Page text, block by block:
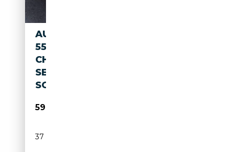
AUDI Q8 E-TRON SPORTBACK
55 QUATTRO COMPETITION -
CHRONOSGREY/PANO/S-
SEATS/360/B&O/BLINDSPOT/
SOH=94,6%
59 950€
37 950 km